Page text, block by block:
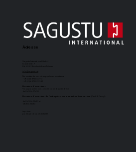
Adresse
Sagustu International GmbH
Nous attendons votre appel avec impatience :
Horaires d'ouverture :
Horaires d'ouverture de l'entrepôt pour le retrait en libre-service